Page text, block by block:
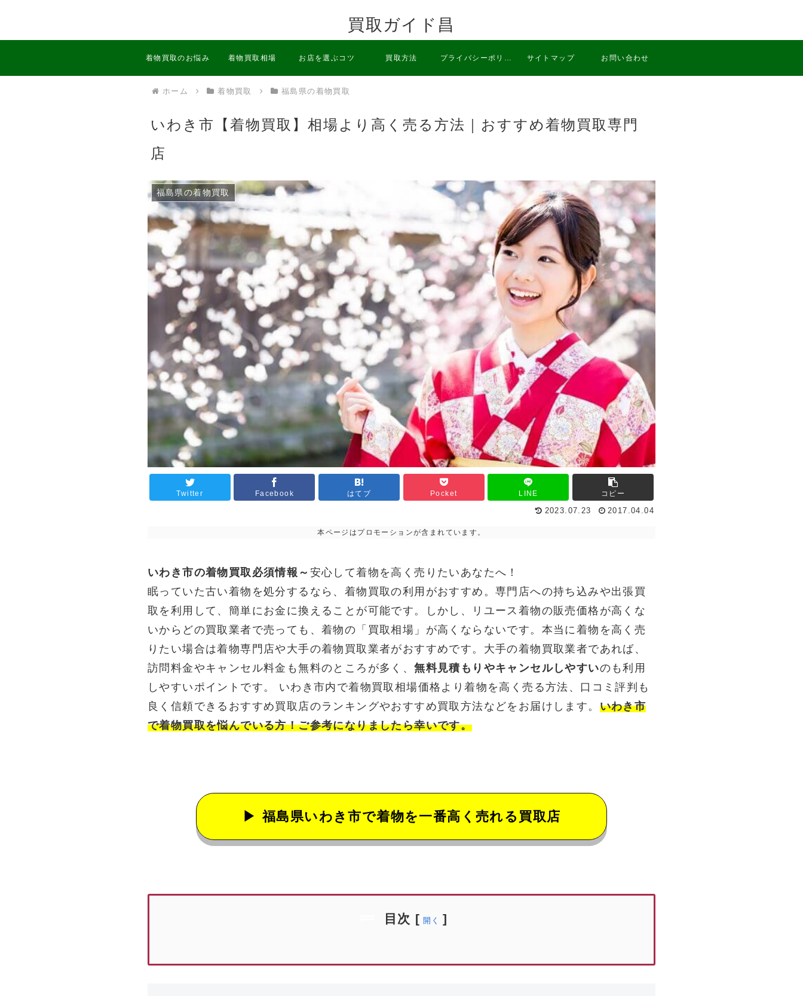
買取ガイド昌
着物買取のお悩み 着物買取相場 お店を選ぶコツ 買取方法 プライバシーポリシ サイトマップ お問い合わせ
ホーム 着物買取 福島県の着物買取
いわき市【着物買取】相場より高く売る方法｜おすすめ着物買取専門
店
福島県の着物買取
Twitter Facebook はてブ Pocket LINE コピー
2023.07.23 2017.04.04
本ページはプロモーションが含まれています。
いわき市の着物買取必須情報～ 安心して着物を高く売りたいあなたへ！
眠っていた古い着物を処分するなら、着物買取の利用がおすすめ。専門店への持ち込みや出張買
取を利用して、簡単にお金に換えることが可能です。しかし、リユース着物の販売価格が高くな
いからどの買取業者で売っても、着物の「買取相場」が高くならないです。本当に着物を高く売
りたい場合は着物専門店や大手の着物買取業者がおすすめです。大手の着物買取業者であれば、
訪問料金やキャンセル料金も無料のところが多く、無料見積もりやキャンセルしやすいのも利用
しやすいポイントです。 いわき市内で着物買取相場価格より着物を高く売る方法、口コミ評判も
良く信頼できるおすすめ買取店のランキングやおすすめ買取方法などをお届けします。 いわき市
で着物買取を悩んでいる方！ご参考になりましたら幸いです。
福島県いわき市で着物を一番高く売れる買取店
目次 [ 開く ]